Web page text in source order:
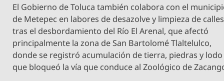
El Gobierno de Toluca también colabora con el
de Metepec en labores de desazolve y limpieza de
tras el desbordamiento del Río El Arenal, que afectó
principalmente la zona de San Bartolomé Tlaltelulco,
donde se registró acumulación de tierra, piedras y lodo
que bloqueó la vía que conduce al Zoológico de